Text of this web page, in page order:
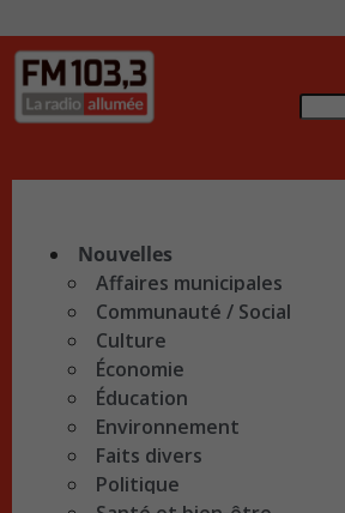
Nouvelles
Affaires municipales
Communauté / Social
Culture
Économie
Éducation
Environnement
Faits divers
Politique